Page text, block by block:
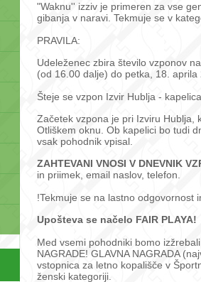
"Waknu'' izziv je primeren za vse
gibanja v naravi. Tekmuje se v
PRAVILA:
Udeleženec zbira število vzponov
(od 16.00 dalje) do petka, 18. aprila
Šteje se vzpon Izvir Hublja -
Začetek vzpona je pri Izviru Hublja,
Otliškem oknu. Ob kapelici bo tudi
vsak pohodnik vpisal.
ZAHTEVANI VNOSI V DNEVNIK
in priimek, email naslov, telefon.
!Tekmuje se na lastno odgovornost
Upošteva se načelo FAIR PLAYA!
Med vsemi pohodniki bomo
NAGRADE! GLAVNA NAGRADA
vstopnica za letno kopališče v
ženski kategoriji.